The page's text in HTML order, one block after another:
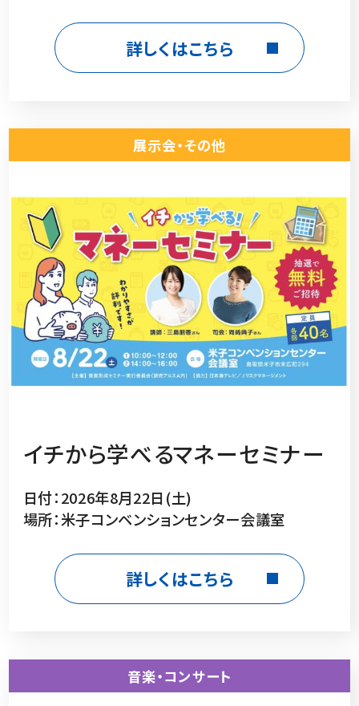
詳しくはこちら
展示会・その他
イチから学べるマネーセミナー
日付：2026年8月22日(土)
場所：米子コンベンションセンター会議室
詳しくはこちら
音楽・コンサート